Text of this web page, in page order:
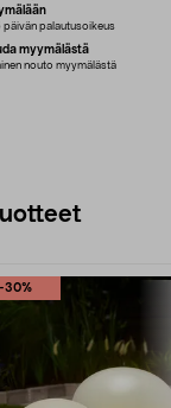
päivän palautusoikeus
myymälästä
nouto myymälästä
-30%